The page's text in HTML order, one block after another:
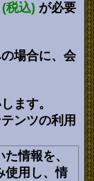
税込) が必要
場合に、会
ます。
ンツの利用
情報を、
使用し、情